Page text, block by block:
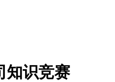
知识竞赛